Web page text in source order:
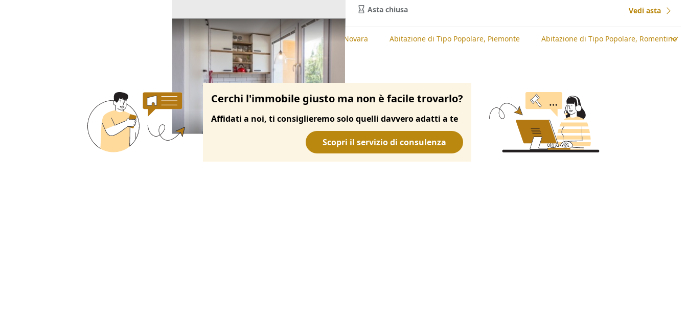
Asta chiusa Vedi asta
Ricerche correlate Abitazione di Tipo Popolare, Novara Abitazione di Tipo Popolare, Piemonte Abitazione di Tipo Popolare, Romentino
Cerchi l'immobile giusto ma non è facile trovarlo?
Affidati a noi, ti consiglieremo solo quelli davvero adatti a te
Scopri il servizio di consulenza